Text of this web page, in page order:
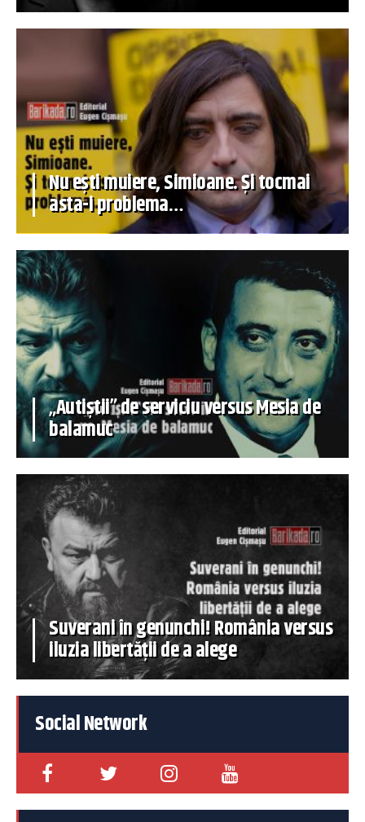
Nu ești muiere, Simioane. Și tocmai
asta-i problema…
„Autiștii” de serviciu versus Mesia de
balamuc
Suverani în genunchi! România versus
iluzia libertății de a alege
Social Network